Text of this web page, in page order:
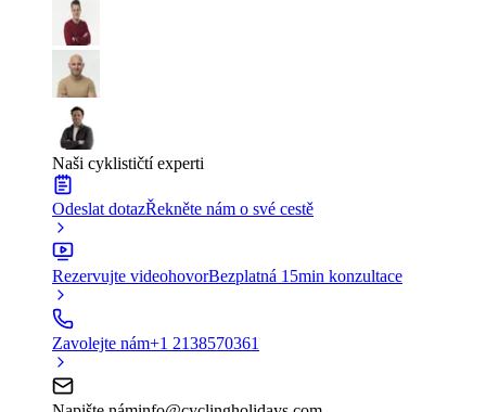
Naši cyklističtí experti
Odeslat dotazŘekněte nám o své cestě
Rezervujte videohovorBezplatná 15min konzultace
Zavolejte nám+1 2138570361